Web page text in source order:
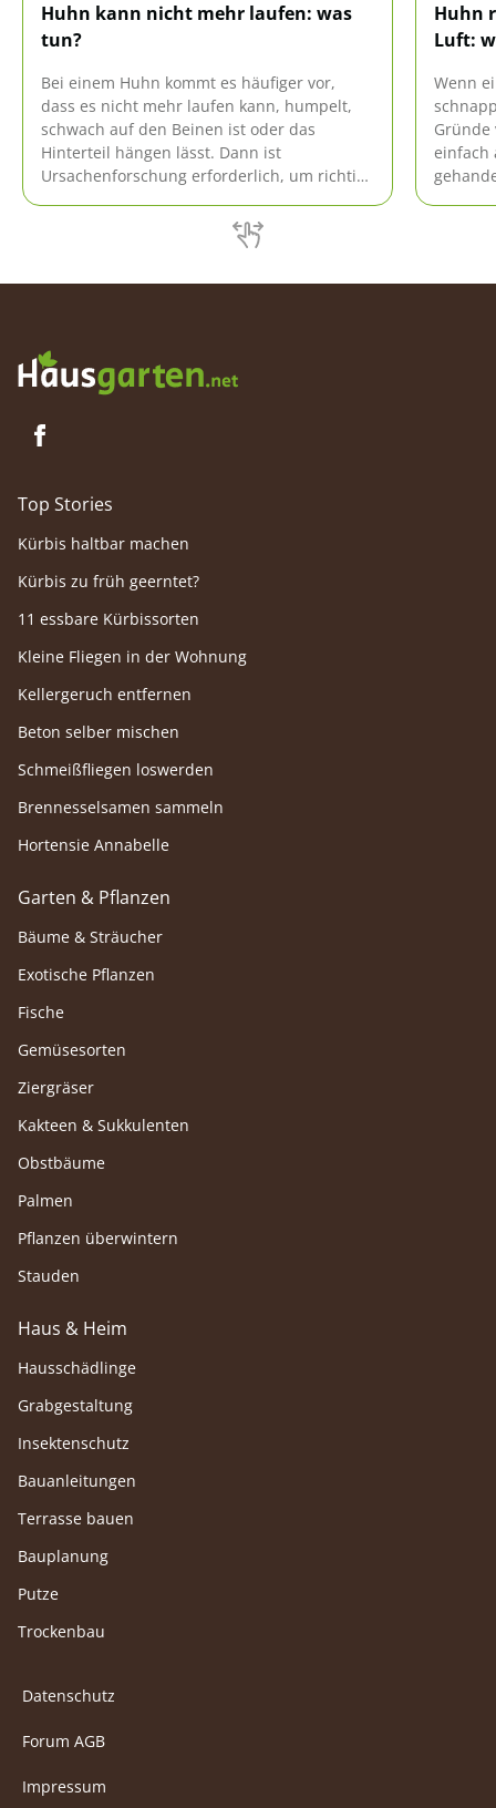
Huhn kann nicht mehr laufen: was
tun?
Bei einem Huhn kommt es häufiger vor,
dass es nicht mehr laufen kann, humpelt,
schwach auf den Beinen ist oder das
Hinterteil hängen lässt. Dann ist
Ursachenforschung erforderlich, um richtig
Huhn
Luft:
Wenn
Gründe
einfach
Top Stories
Kürbis haltbar machen
Kürbis zu früh geerntet?
11 essbare Kürbissorten
Kleine Fliegen in der Wohnung
Kellergeruch entfernen
Beton selber mischen
Schmeißfliegen loswerden
Brennesselsamen sammeln
Hortensie Annabelle
Garten & Pflanzen
Bäume & Sträucher
Exotische Pflanzen
Fische
Gemüsesorten
Ziergräser
Kakteen & Sukkulenten
Obstbäume
Palmen
Pflanzen überwintern
Stauden
Haus & Heim
Hausschädlinge
Grabgestaltung
Insektenschutz
Bauanleitungen
Terrasse bauen
Bauplanung
Putze
Trockenbau
Datenschutz
Forum AGB
Impressum